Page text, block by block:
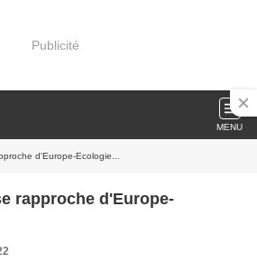
Publicité
MENU
d'Europe-Ecologie...
rapproche d'Europe-